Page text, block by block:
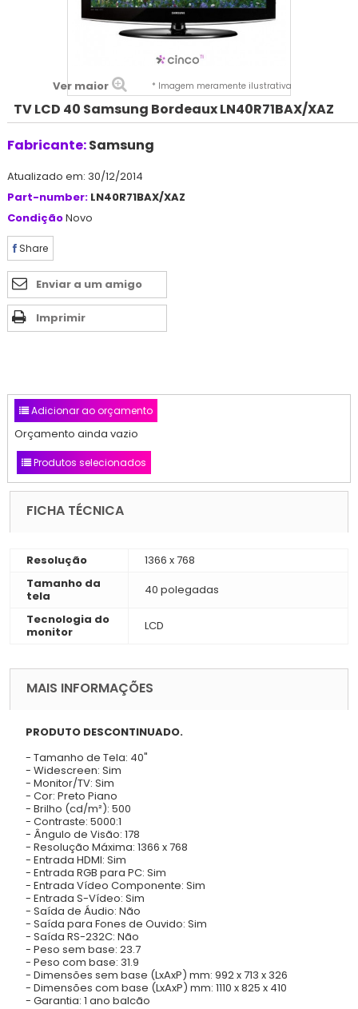
Ver maior * Imagem meramente ilustrativa
TV LCD 40 Samsung Bordeaux LN40R71BAX/XAZ
Fabricante:Samsung
Atualizado em: 30/12/2014
Part-number: LN40R71BAX/XAZ
CondiçãoNovo
Share
Enviar a um amigo
Imprimir
Adicionar ao orçamento
Orçamento ainda vazio
Produtos selecionados
FICHA TÉCNICA
Resolução
1366 x 768
Tamanho da
tela
40 polegadas
Tecnologia do
monitor
LCD
MAIS INFORMAÇÕES
PRODUTO DESCONTINUADO.
- Tamanho de Tela: 40"
- Widescreen: Sim
- Monitor/TV: Sim
- Cor: Preto Piano
- Brilho (cd/m²): 500
- Contraste: 5000:1
- Ângulo de Visão: 178
- Resolução Máxima: 1366 x 768
- Entrada HDMI: Sim
- Entrada RGB para PC: Sim
- Entrada Vídeo Componente: Sim
- Entrada S-Vídeo: Sim
- Saída de Áudio: Não
- Saída para Fones de Ouvido: Sim
- Saída RS-232C: Não
- Peso sem base: 23.7
- Peso com base: 31.9
- Dimensões sem base (LxAxP) mm: 992 x 713 x 326
- Dimensões com base (LxAxP) mm: 1110 x 825 x 410
- Garantia: 1 ano balcão